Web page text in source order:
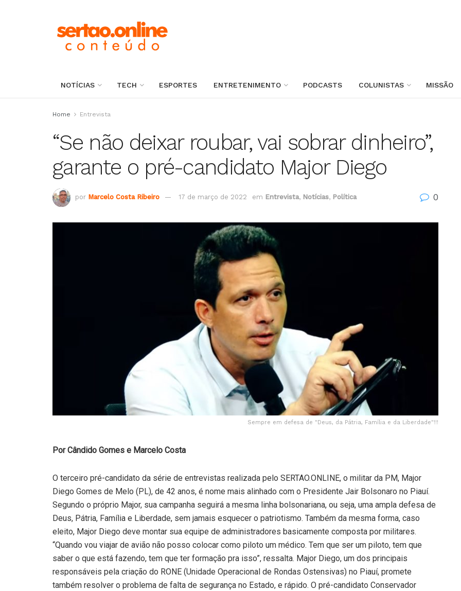
NOTÍCIAS TECH ESPORTES ENTRETENIMENTO PODCASTS COLUNISTAS MISSÃO
Home Entrevista
“Se não deixar roubar, vai sobrar dinheiro”,
garante o pré-candidato Major Diego
por Marcelo Costa Ribeiro 17 de março de 2022 em Entrevista, Notícias, Política 0
Sempre em defesa de "Deus, da Pátria, Família e da Liberdade"!!!
Por Cândido Gomes e Marcelo Costa
O terceiro pré-candidato da série de entrevistas realizada pelo SERTAO.ONLINE, o militar da PM, Major
Diego Gomes de Melo (PL), de 42 anos, é nome mais alinhado com o Presidente Jair Bolsonaro no Piauí.
Segundo o próprio Major, sua campanha seguirá a mesma linha bolsonariana, ou seja, uma ampla defesa de
Deus, Pátria, Família e Liberdade, sem jamais esquecer o patriotismo. Também da mesma forma, caso
eleito, Major Diego deve montar sua equipe de administradores basicamente composta por militares.
“Quando vou viajar de avião não posso colocar como piloto um médico. Tem que ser um piloto, tem que
saber o que está fazendo, tem que ter formação pra isso”, ressalta. Major Diego, um dos principais
responsáveis pela criação do RONE (Unidade Operacional de Rondas Ostensivas) no Piauí, promete
também resolver o problema de falta de segurança no Estado, e rápido. O pré-candidato Conservador